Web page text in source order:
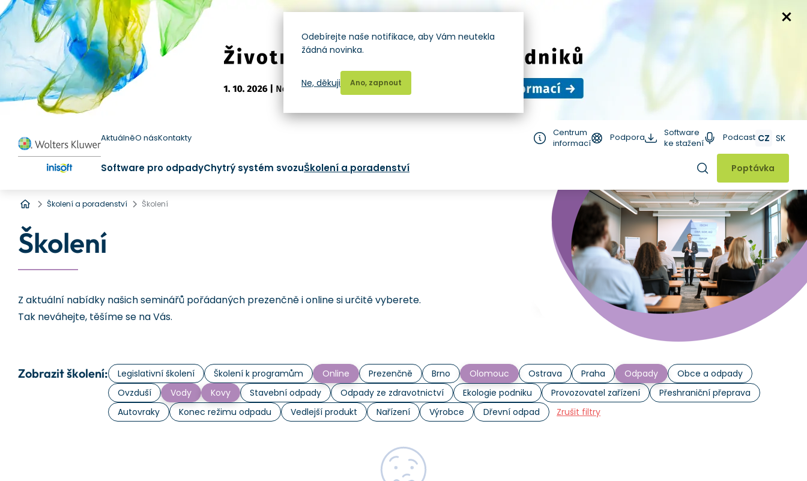
AktuálněO násKontakty
Centrum
informací
Podpora
Software
ke stažení
Podcast CZ SK
Software pro odpadyChytrý systém svozuŠkolení a poradenství Hledat
Poptávka
Úvod
Školení a poradenství Školení
Školení
Z aktuální nabídky našich seminářů pořádaných prezenčně i online si určitě vyberete.
Tak neváhejte, těšíme se na Vás.
Zobrazit školení: Legislativní školení Školení k programům Online Prezenčně Brno Olomouc Ostrava Praha Odpady
Obce a odpady
Ovzduší
Vody Kovy Stavební odpady Odpady ze zdravotnictví Ekologie podniku Provozovatel zařízení
Přeshraniční přeprava
Autovraky
Konec režimu odpadu Vedlejší produkt Nařízení Výrobce Dřevní odpad Zrušit filtry
Odebírejte naše notifikace, aby Vám neutekla
žádná novinka.
Ano, zapnout
Ne, děkuji